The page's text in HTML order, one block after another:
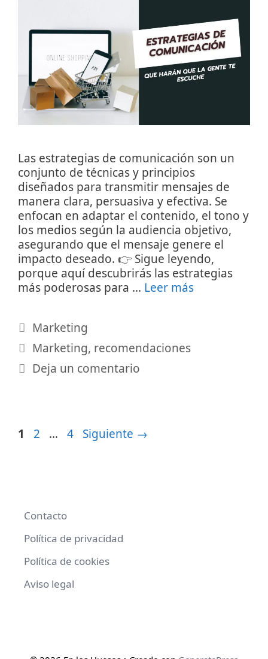
Las estrategias de comunicación son un
conjunto de técnicas y principios
diseñados para transmitir mensajes de
manera clara, persuasiva y efectiva. Se
enfocan en adaptar el contenido, el tono y
los medios según la audiencia objetivo,
asegurando que el mensaje genere el
impacto deseado. 👉 Sigue leyendo,
porque aquí descubrirás las estrategias
más poderosas para … Leer más
Categorías
Marketing
Etiquetas
Marketing, recomendaciones
Deja un comentario
Página
1 Página
2 … Página
4 Siguiente →
Contacto
Política de privacidad
Política de cookies
Aviso legal